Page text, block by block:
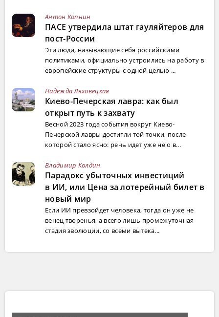
Антон Копнин
ПАСЕ утвердила штат гауляйтеров для
пост-России
Эти люди, называющие себя российскими
политиками, официально устроились на работу в
европейские структуры с одной целью ...
Надежда Ляховецкая
Киево-Печерская лавра: как был
открыт путь к захвату
Весной 2023 года события вокруг Киево-
Печерской лавры достигли той точки, после
которой стало ясно: речь идет уже не о в...
Владимир Колдин
Парадокс убыточных инвестиций
в ИИ, или Цена за лотерейный билет в
новый мир
Если ИИ превзойдет человека, тогда он уже не
венец творенья, а всего лишь промежуточная
стадия эволюции, со всеми вытека...